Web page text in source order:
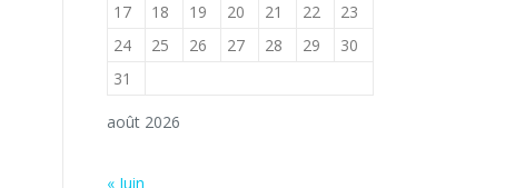
août 2026
17
18 19 20 21 22
23
24
25 26 27 28 29
30
31
« Juin